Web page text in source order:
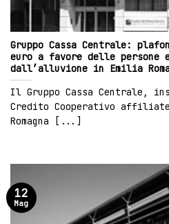
Gruppo Cassa Centrale:
euro a favore delle persone
dall’alluvione in Emilia
Il Gruppo Cassa Centrale,
Credito Cooperativo
Romagna [...]
12
Mag